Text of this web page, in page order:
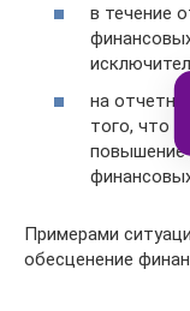
в течение
на
того, что
повышение
Примерами
обесценение